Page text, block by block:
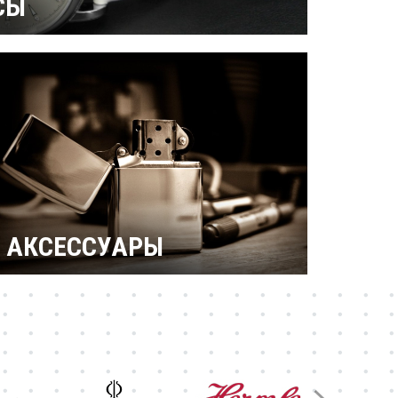
АКСЕССУАРЫ
Ножи Victorinox
Тестовая катеория